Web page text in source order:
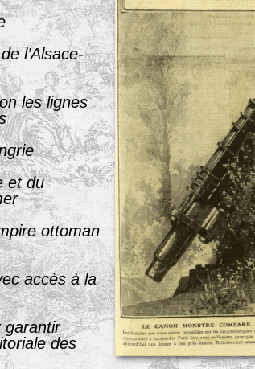
l’Alsace-
les lignes
et du
ottoman
accès à la
garantir
des